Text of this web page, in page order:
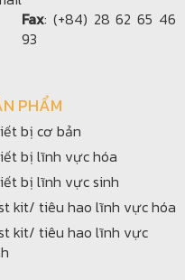
Fax: (+84) 28 62 65 46
93
PHẨM
bị cơ bản
bị lĩnh vực hóa
bị lĩnh vực sinh
kit/ tiêu hao lĩnh vực hóa
kit/ tiêu hao lĩnh vực